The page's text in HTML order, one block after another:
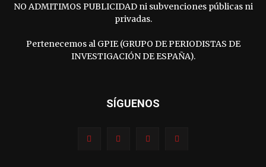
NO ADMITIMOS PUBLICIDAD ni subvenciones públicas ni
privadas.
Pertenecemos al GPIE (GRUPO DE PERIODISTAS DE
INVESTIGACIÓN DE ESPAÑA).
SÍGUENOS